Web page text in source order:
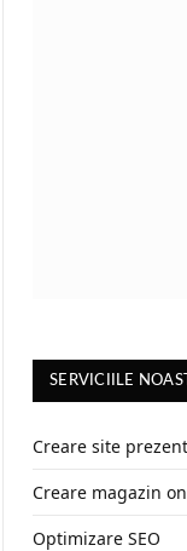
SERVICIILE
Creare site
Creare magazin
Optimizare SEO